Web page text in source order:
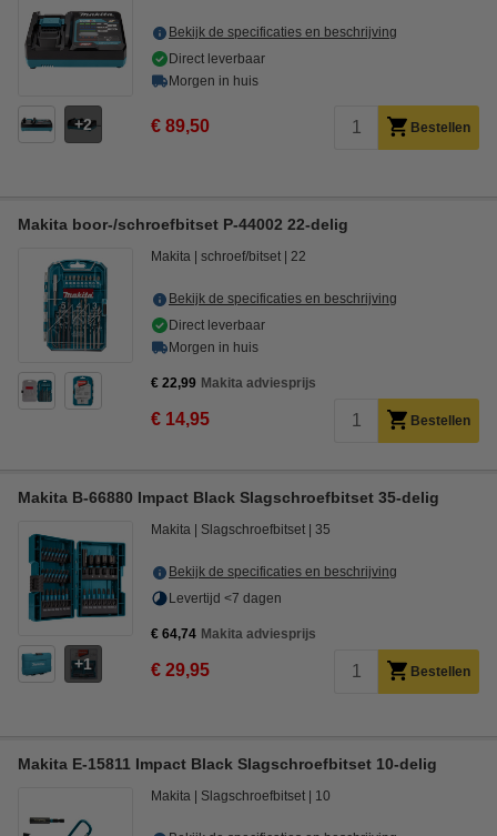
2
Bekijk de specificaties en beschrijving
Direct leverbaar
Morgen in huis
€ 89,50 Bestellen
Makita boor-/schroefbitset P-44002 22-delig
Makita schroef/bitset 22
Bekijk de specificaties en beschrijving
Direct leverbaar
Morgen in huis
€ 22,99 Makita adviesprijs
€ 14,95 Bestellen
Makita B-66880 Impact Black Slagschroefbitset 35-delig
1
Makita Slagschroefbitset 35
Bekijk de specificaties en beschrijving
Levertijd <7 dagen
€ 64,74 Makita adviesprijs
€ 29,95 Bestellen
Makita E-15811 Impact Black Slagschroefbitset 10-delig
Makita Slagschroefbitset 10